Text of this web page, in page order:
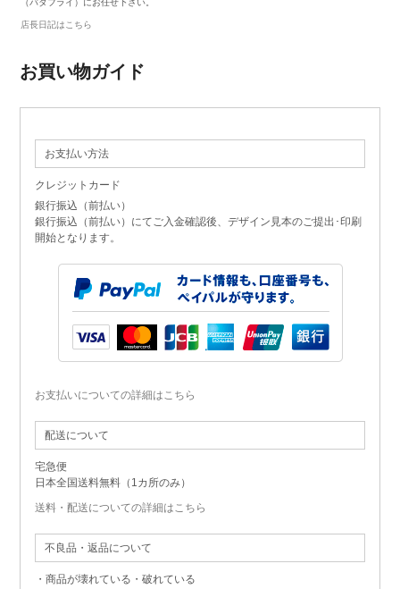
店長日記はこちら
お買い物ガイド
お支払い方法
クレジットカード
銀行振込（前払い）
銀行振込（前払い）にてご入金確認後、デザイン見本のご提出･印刷
開始となります。
お支払いについての詳細はこちら
配送について
宅急便
日本全国送料無料（1カ所のみ）
送料・配送についての詳細はこちら
不良品・返品について
・商品が壊れている・破れている